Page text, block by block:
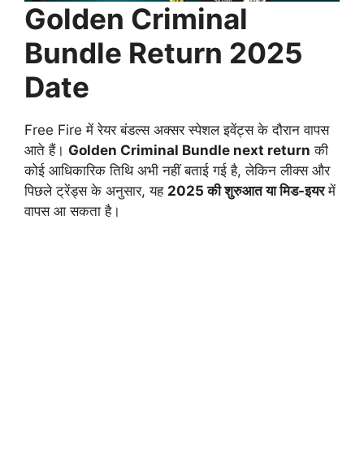
Golden Criminal
Bundle Return 2025
Date
Free Fire में रेयर बंडल्स अक्सर स्पेशल इवेंट्स के दौरान वापस
आते हैं। Golden Criminal Bundle next return की
कोई आधिकारिक तिथि अभी नहीं बताई गई है, लेकिन लीक्स और
पिछले ट्रेंड्स के अनुसार, यह 2025 की शुरुआत या मिड-इयरमें
वापस आ सकता है।